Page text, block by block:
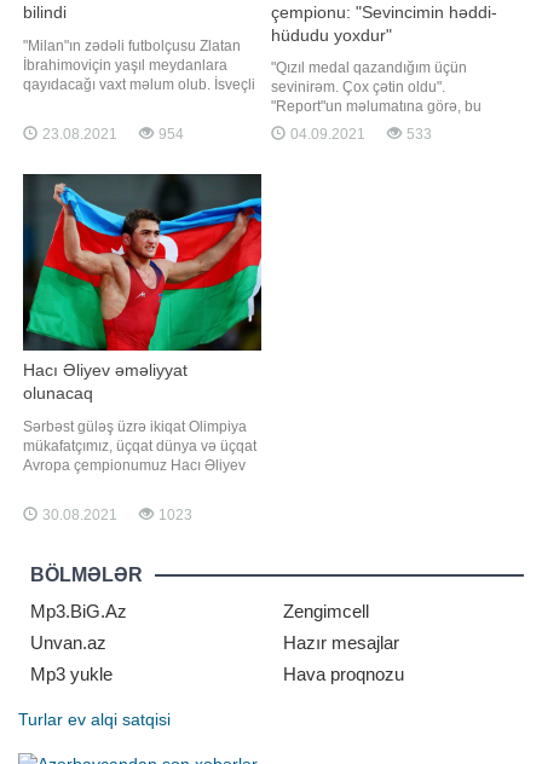
bilindi
"Milan"ın zədəli futbolçusu Zlatan
İbrahimoviçin yaşıl meydanlara
qayıdacağı vaxt məlum olub. İsveçli
yaranan fasilədən sonra əsas
komanda ilə məşqlərə qoşulacaq.
Stefano Pioli klubun mətbuat
xidmətinə açıqlamasında deyib
23.08.2021 954
çempionu: "Sevincimin həddi-
hüdudu yoxdur"
"Qızıl medal qazandığım üçün
sevinirəm. Çox çətin oldu".
"Report"un məlumatına görə, bu
fikirləri Tokio-2020 Yay Paralimpiya
Oyunlarında çempion olan
04.09.2021 533
Hacı Əliyev əməliyyat
olunacaq
Sərbəst güləş üzrə ikiqat Olimpiya
mükafatçımız, üçqat dünya və üçqat
Avropa çempionumuz Hacı Əliyev
keçiriləcək dünya çempionatında
iştirak etməyəcək. -ın xəbərinə görə,
yaranan problemə görə əməliyyat
olunacaq. Qeyd edək ki, əməliyyat
30.08.2021 1023
BÖLMƏLƏR
Mp3.BiG.Az
Zengimcell
Unvan.az
Hazır mesajlar
Mp3 yukle
Hava proqnozu
Turlar ev alqi satqisi